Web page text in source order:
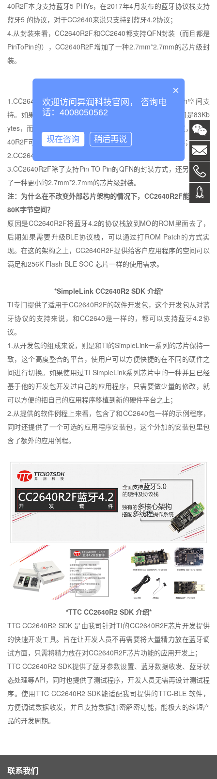
40R2F本身支持蓝牙5 PHYs，在2017年4月发布的蓝牙协议栈支持
蓝牙5 的协议，对于CC2640来说只支持到蓝牙4.2协议；
4.从封装来看，CC2640R2F和CC2640都支持QFN封装（而且都是
PinToPin的），CC2640R2F增加了一种2.7mm*2.7mm的芯片级封
装。
的核心区别和重点是什么
1.CC2640R2F可以为用户应用程序编程提供更大的 Flash空间支
持。如果是基于蓝牙4.0协议，CC2640R2F 可以提供的空间是83Kb
ytes，而 的协议，CC26
40R2F可以提供的空间是 80Kbytes，而CC2640 31Kbytes；
2.CC2640R2F
3.CC2640R2F除了支持Pin TO Pin的QFN的封装方式，还另外添加
了一种更小的2.7mm*2.7mm的芯片级封装。
注： 为什么在不改变外部芯片架构的情况下， CC2640R2F能够提供
80K字节空间？
原因是CC2640R2F将蓝牙4.2的协议栈放到MO的ROM里面去了，
后期如果需要升级BLE协议栈，可以通过打ROM Patch的方式实
现。在这的架构之上，CC2640R2F提供给客户应用程序的空间可以
满足和256K Flash BLE SOC 芯片一样的使用需求。
*SimpleLink CC2640R2 SDK 介绍*
TI专门提供了适用于CC2640R2F的软件开发包，这个开发包从对蓝
牙协议的支持来说，和CC2640是一样的，都可以支持蓝牙4.2协
议。
1.从开发包的组成来说，则是和TI的SimpleLink一系列的芯片保持一
致，这个高度整合的平台，使用户可以方便快捷的在不同的硬件之
间进行切换。如果使用过TI SimpleLink系列芯片中的一种并且已经
基于他的开发包开发过自己的应用程序，只需要做少量的修改，就
可以方便的把自己的应用程序移植到新的硬件平台之上；
2.从提供的软件例程上来看，包含了和CC2640包一样的示例程序，
同时还提供了一个可选的应用程序安装包，这个外加的安装包里包
含了额外的应用例程。
*TTC CC2640R2 SDK 介绍*
TTC CC2640R2 SDK是由我司针对TI的CC2640R2F芯片开发提供
的快速开发工具。旨在让开发人员不再需要将大量精力放在蓝牙调
试方面，只需将精力放在对CC2640R2F芯片功能的应用开发上；
TTC CC2640R2 SDK提供了蓝牙参数设置、蓝牙数据收发、蓝牙状
态处理等API，同时也提供了测试程序，开发人员无需再设计测试程
序。使用TTC CC2640R2 SDK能适配我司提供的TTC-BLE 软件，
方便调试数据收发，并且支持数据加密解密功能，能极大的缩短产
品的开发周期。
联系我们
×
欢迎访问昇润科技官网， 咨询电
话：4008050562
现在咨询 稍后再说